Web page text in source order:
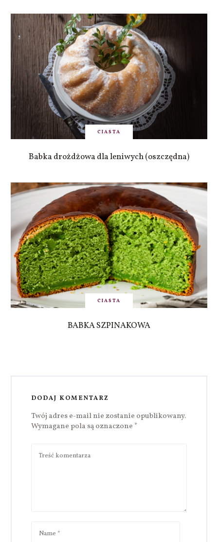
CIASTA
Babka drożdżowa dla leniwych (oszczędna)
CIASTA
BABKA SZPINAKOWA
DODAJ KOMENTARZ
Twój adres e-mail nie zostanie opublikowany.
Wymagane pola są oznaczone *